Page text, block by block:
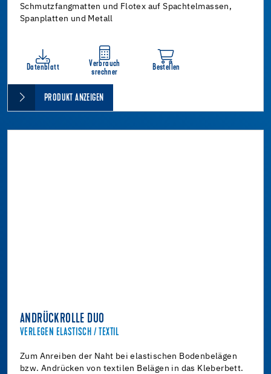
Schmutzfangmatten und Flotex auf Spachtelmassen,
Spanplatten und Metall
Datenblatt
Verbrauch
srechner
Bestellen
PRODUKT ANZEIGEN
ANDRÜCKROLLE DUO
VERLEGEN ELASTISCH / TEXTIL
Zum Anreiben der Naht bei elastischen Bodenbelägen
bzw. Andrücken von textilen Belägen in das Kleberbett.